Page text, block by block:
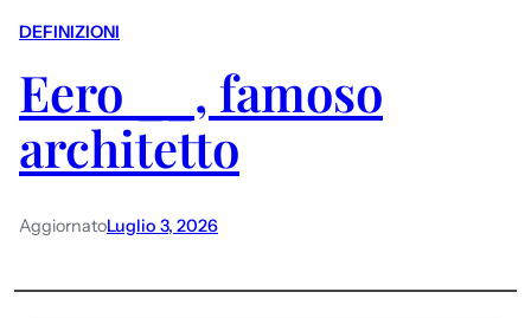
DEFINIZIONI
Eero __, famoso
architetto
AggiornatoLuglio 3, 2026